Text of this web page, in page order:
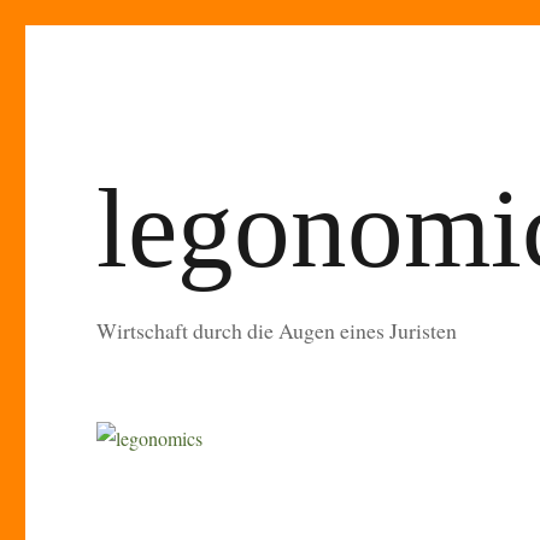
Wirtschaft durch die Augen eines Juristen